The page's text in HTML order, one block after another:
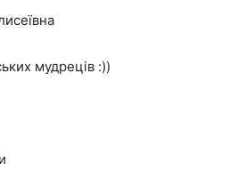
мудреців :))